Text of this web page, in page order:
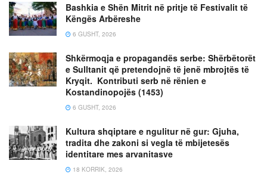
Bashkia e Shën Mitrit në pritje të Festivalit të
Këngës Arbëreshe
6 GUSHT, 2026
Shkërmoqja e propagandës serbe: Shërbëtorët
e Sulltanit që pretendojnë të jenë mbrojtës të
Kryqit. Kontributi serb në rënien e
Kostandinopojës (1453)
6 GUSHT, 2026
Kultura shqiptare e ngulitur në gur: Gjuha,
tradita dhe zakoni si vegla të mbijetesës
identitare mes arvanitasve
18 KORRIK, 2026